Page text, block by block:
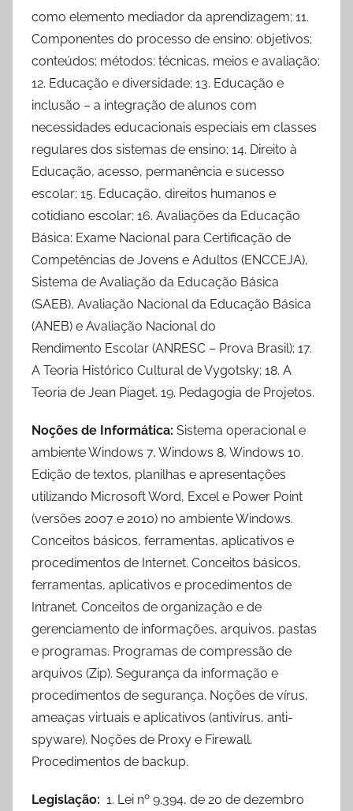
como elemento mediador da aprendizagem; 11.
Componentes do processo de ensino: objetivos;
conteúdos; métodos; técnicas, meios e avaliação;
12. Educação e diversidade; 13. Educação e
inclusão – a integração de alunos com
necessidades educacionais especiais em classes
regulares dos sistemas de ensino; 14. Direito à
Educação, acesso, permanência e sucesso
escolar; 15. Educação, direitos humanos e
cotidiano escolar; 16. Avaliações da Educação
Básica: Exame Nacional para Certificação de
Competências de Jovens e Adultos (ENCCEJA),
Sistema de Avaliação da Educação Básica
(SAEB), Avaliação Nacional da Educação Básica
(ANEB) e Avaliação Nacional do
Rendimento Escolar (ANRESC – Prova Brasil); 17.
A Teoria Histórico Cultural de Vygotsky; 18. A
Teoria de Jean Piaget. 19. Pedagogia de Projetos.
Noções de Informática: Sistema operacional e
ambiente Windows 7, Windows 8, Windows 10.
Edição de textos, planilhas e apresentações
utilizando Microsoft Word, Excel e Power Point
(versões 2007 e 2010) no ambiente Windows.
Conceitos básicos, ferramentas, aplicativos e
procedimentos de Internet. Conceitos básicos,
ferramentas, aplicativos e procedimentos de
Intranet. Conceitos de organização e de
gerenciamento de informações, arquivos, pastas
e programas. Programas de compressão de
arquivos (Zip). Segurança da informação e
procedimentos de segurança. Noções de vírus,
ameaças virtuais e aplicativos (antivírus, anti-
spyware). Noções de Proxy e Firewall.
Procedimentos de backup.
Legislação: 1. Lei nº 9.394, de 20 de dezembro